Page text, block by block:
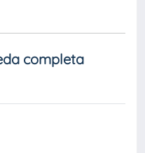
completa